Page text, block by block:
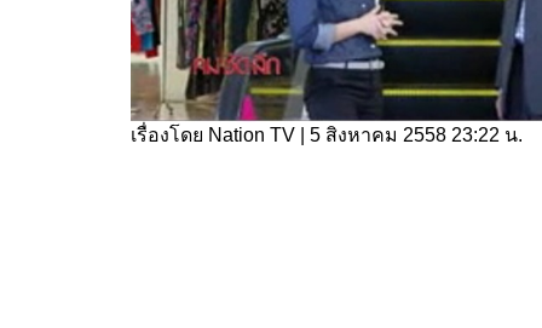
เรื่องโดย Nation TV| 5 สิงหาคม 2558 23:22 น.